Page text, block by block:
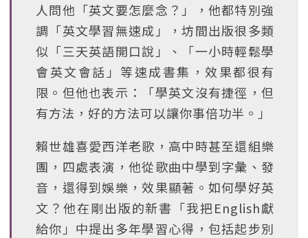
人問他「英文要怎麼念？」，他都特別強
調「英文學習無速成」，坊間出版很多類
似「三天英語開口說」、「一小時輕鬆學
會英文會話」等速成書集，效果都很有
限。但他也表示：「學英文沒有捷徑，但
有方法，好的方法可以讓你事倍功半。」
賴世雄喜愛西洋老歌，高中時甚至還組樂
團，四處表演，他從歌曲中學到字彙、發
音，還得到娛樂，效果顯著。如何學好英
文？他在剛出版的新書「我把English獻
給你」中提出多年學習心得，包括起步別